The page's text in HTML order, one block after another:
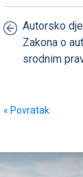
Autorsko
Zakona o
srodnim
« Povratak